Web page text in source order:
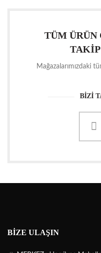
TÜM
Mağazalarımızdaki
BİZİ
BIZE ULAŞIN